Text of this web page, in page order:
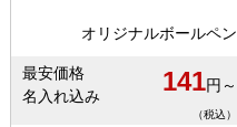
オリジナルボールペン
最安価格
名入れ込み
141円～
（税込）